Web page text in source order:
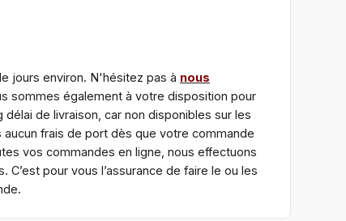
jours environ. N'hésitez pas à nous
sommes également à votre disposition pour
de livraison, car non disponibles sur les
frais de port dès que votre commande
vos commandes en ligne, nous effectuons
pour vous l’assurance de faire le ou les